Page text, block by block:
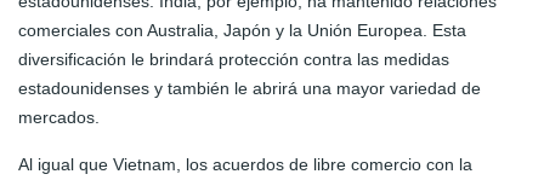
comerciales con Australia, Japón y la Unión Europea. Esta
diversificación le brindará protección contra las medidas
estadounidenses y también le abrirá una mayor variedad de
mercados.
Al igual que Vietnam, los acuerdos de libre comercio con la